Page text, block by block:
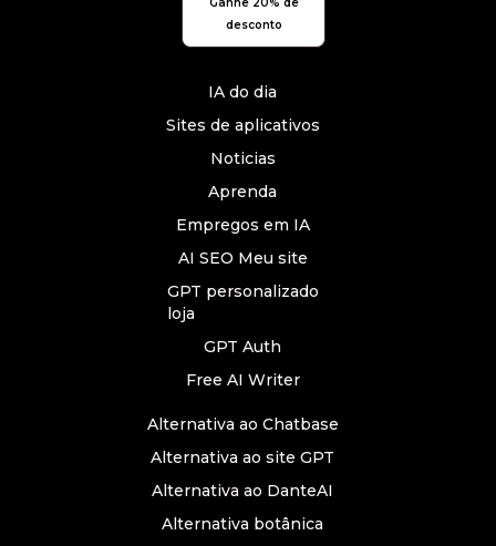
desconto
IA do dia
Sites de aplicativos
Noticias
Aprenda
Empregos em IA
AI SEO Meu site
GPT personalizado
loja
GPT Auth
Free AI Writer
Alternativa ao Chatbase
Alternativa ao site GPT
Alternativa ao DanteAI
Alternativa botânica